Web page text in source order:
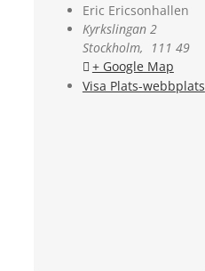
Eric Ericsonhallen
Kyrkslingan 2
Stockholm,
111 49
+ Google Map
Visa Plats-webbplats